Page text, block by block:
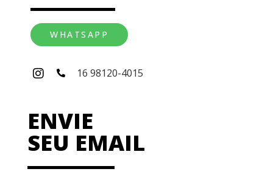
WHATSAPP
16 98120-4015
ENVIE
SEU EMAIL